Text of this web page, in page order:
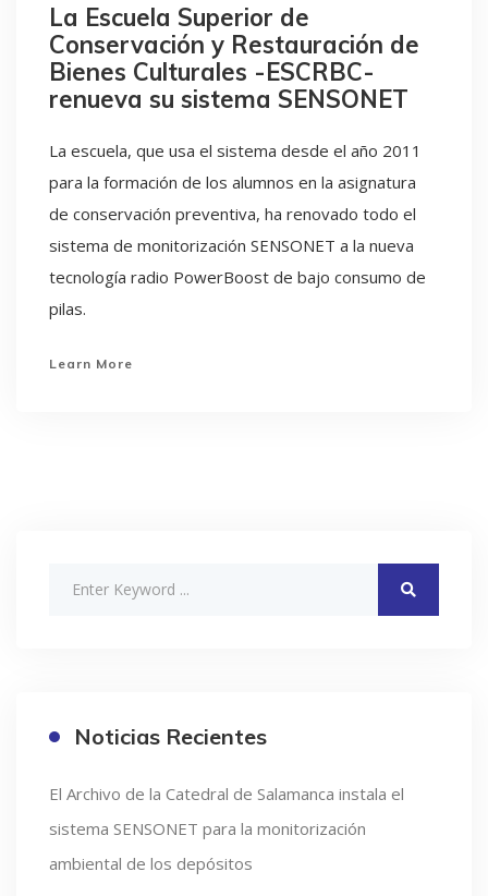
La Escuela Superior de
Conservación y Restauración de
Bienes Culturales -ESCRBC-
renueva su sistema SENSONET
La escuela, que usa el sistema desde el año 2011
para la formación de los alumnos en la asignatura
de conservación preventiva, ha renovado todo el
sistema de monitorización SENSONET a la nueva
tecnología radio PowerBoost de bajo consumo de
pilas.
Learn More
Noticias Recientes
El Archivo de la Catedral de Salamanca instala el
sistema SENSONET para la monitorización
ambiental de los depósitos